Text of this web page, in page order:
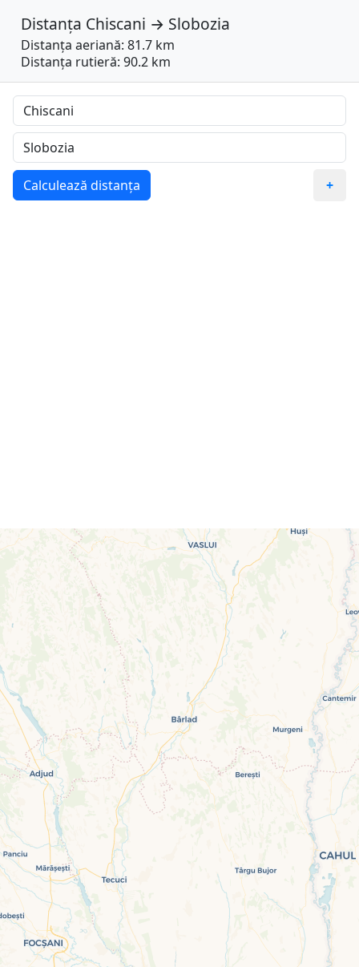
Distanța Chiscani → Slobozia
Distanța aeriană: 81.7 km
Distanța rutieră: 90.2 km
Calculează distanța +